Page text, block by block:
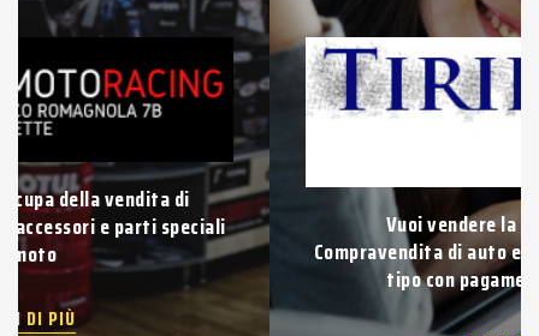
Vuoi vendere la tua auto usata?
Compravendita di auto e veicoli usati di qualsiasi
tipo con pagamento immediato.